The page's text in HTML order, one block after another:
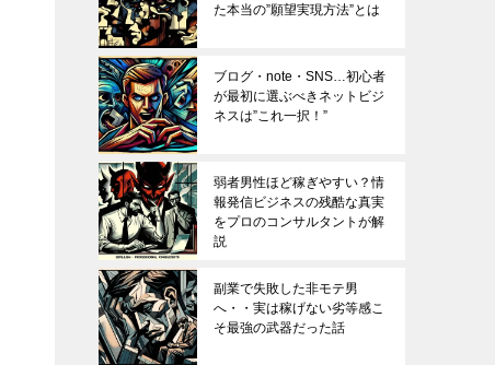
た本当の”願望実現方法”とは
ブログ・note・SNS…初心者
が最初に選ぶべきネットビジ
ネスは”これ一択！”
弱者男性ほど稼ぎやすい？情
報発信ビジネスの残酷な真実
をプロのコンサルタントが解
説
副業で失敗した非モテ男
へ・・実は稼げない劣等感こ
そ最強の武器だった話